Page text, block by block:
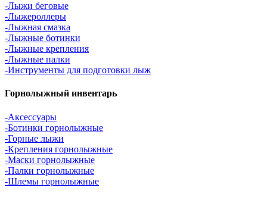
-Лыжи беговые
-Лыжероллеры
-Лыжная смазка
-Лыжные ботинки
-Лыжные крепления
-Лыжные палки
-Инструменты для подготовки лыж
Горнолыжный инвентарь
-Аксессуары
-Ботинки горнолыжные
-Горные лыжи
-Крепления горнолыжные
-Маски горнолыжные
-Палки горнолыжные
-Шлемы горнолыжные